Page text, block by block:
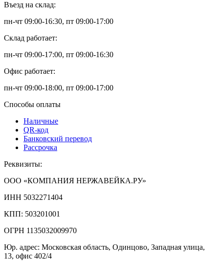
Въезд на склад:
пн-чт 09:00-16:30, пт 09:00-17:00
Склад работает:
пн-чт 09:00-17:00, пт 09:00-16:30
Офис работает:
пн-чт 09:00-18:00, пт 09:00-17:00
Способы оплаты
Наличные
QR-код
Банковский перевод
Рассрочка
Реквизиты:
ООО «КОМПАНИЯ НЕРЖАВЕЙКА.РУ»
ИНН 5032271404
КПП: 503201001
ОГРН 1135032009970
Юр. адрес: Московская область, Одинцово, Западная улица,
13, офис 402/4